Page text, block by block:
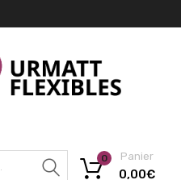
Recherche
Panier
0,00€
0